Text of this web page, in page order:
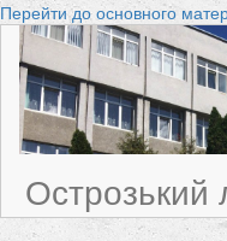
Перейти до основного
Острозький